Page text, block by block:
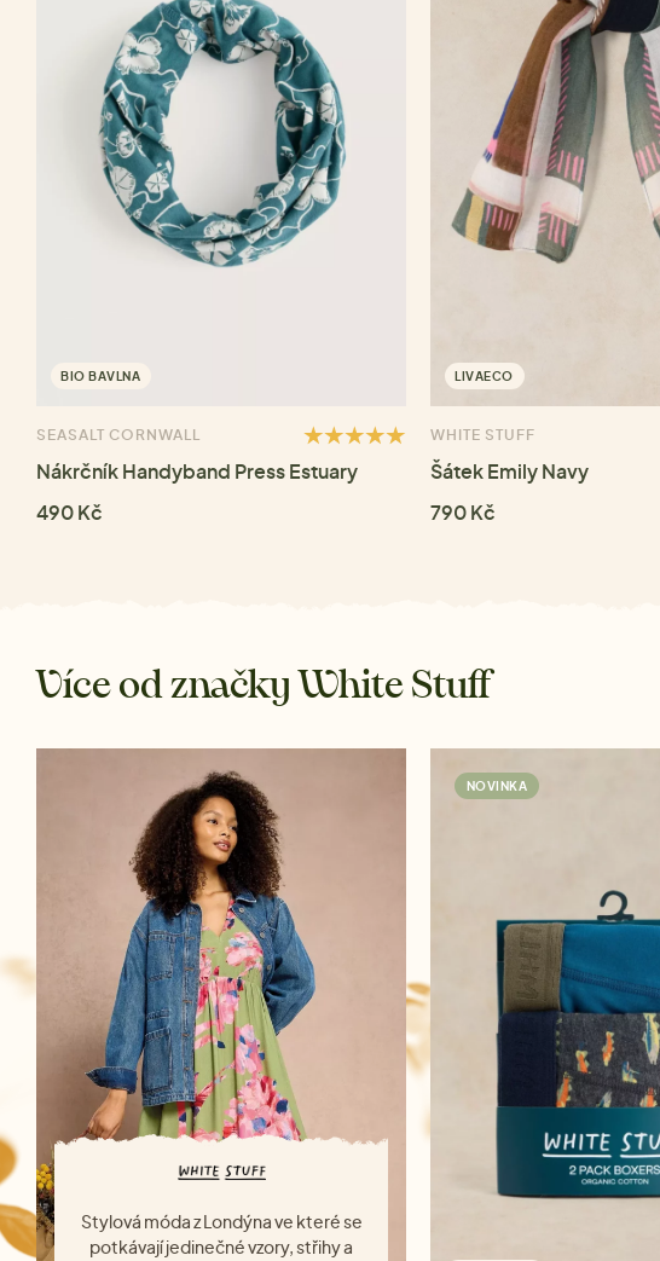
BIO BAVLNA
SEASALT CORNWALL
Nákrčník Handyband Press Estuary
490 Kč
LIVAECO
WHITE STUFF
Šátek Emily Navy
790 Kč
Více od značky White Stuff
Stylová móda z Londýna ve které se
potkávají jedinečné vzory, střihy a
NOVINKA